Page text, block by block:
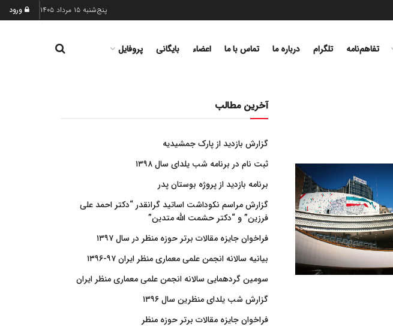
پنج‌شنبه ۱۵ مرداد ۱۴۰۵ ورود
تفاهم‌نامه‌ تلگرام درباره ما تماس با ما اعضاء بایگانی پروفایل
آخرین مطالب
گزارش بازدید از پارک جمشیدیه
ثبت نام در برنامه شب یلدای سال ۱۳۹۸
برنامه بازدید از پروژه بوستان پدر
گزارش مراسم نکوداشت اساتید گرانقدر “دکتر احمد علی
فرزین” و “دکتر حشمت الله متدین”
فراخوان جایزه مقالات برتر حوزه منظر در سال ۱۳۹۷
بیانیه سالانه انجمن علمی معماری منظر ایران ۹۷-۱۳۹۶
سومین گردهمایی سالانه انجمن علمی معماری منظر ایران
گزارش شب یلدای منظرین سال ۱۳۹۶
فراخوان جایزه مقالات برتر حوزه منظر